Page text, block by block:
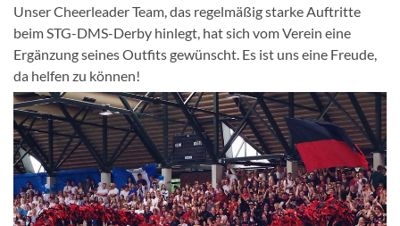
Unser Cheerleader Team, das regelmäßig starke Auftritte
beim STG-DMS-Derby hinlegt, hat sich vom Verein eine
Ergänzung seines Outfits gewünscht. Es ist uns eine Freude,
da helfen zu können!